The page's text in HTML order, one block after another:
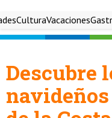
CulturaVacaciones
Descubre